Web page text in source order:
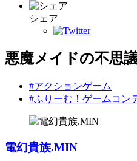
シェア
悪魔メイドの不思
#アクションゲーム
#ふりーむ！ゲームコン
電幻貴族.MIN